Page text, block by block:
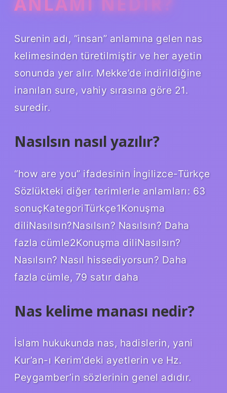
Surenin adı, “insan” anlamına gelen nas
kelimesinden türetilmiştir ve her ayetin
sonunda yer alır. Mekke’de indirildiğine
inanılan sure, vahiy sırasına göre 21.
suredir.
Nasılsın nasıl yazılır?
“how are you” ifadesinin İngilizce-Türkçe
Sözlükteki diğer terimlerle anlamları: 63
sonuçKategoriTürkçe1Konuşma
diliNasılsın?Nasılsın? Nasılsın? Daha
fazla cümle2Konuşma diliNasılsın?
Nasılsın? Nasıl hissediyorsun? Daha
fazla cümle, 79 satır daha
Nas kelime manası nedir?
İslam hukukunda nas, hadislerin, yani
Kur’an-ı Kerim’deki ayetlerin ve Hz.
Peygamber’in sözlerinin genel adıdır.